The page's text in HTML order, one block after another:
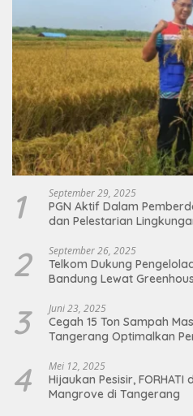
1 September 29, 2025
PGN Aktif Dalam
dan Pelestarian
2 September 26, 2025
Telkom Dukung
Bandung Lewat
3 Juni 23, 2025
Cegah 15 Ton Sampah
Tangerang Optimalkan
4 Mei 12, 2025
Hijaukan Pesisir, FORHATI
Mangrove di Tangerang